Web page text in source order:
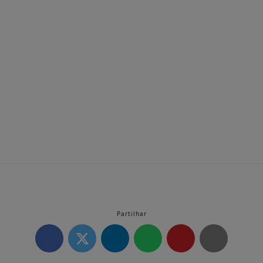
Partilhar